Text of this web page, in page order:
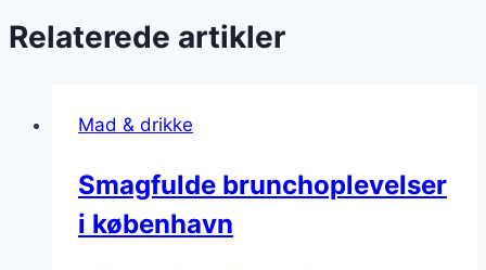
Relaterede artikler
Mad & drikke
Smagfulde brunchoplevelser
i københavn